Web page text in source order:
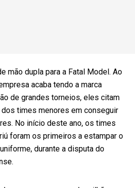
mão dupla para a Fatal Model. Ao
acaba tendo a marca
de grandes torneios, eles citam
times menores em conseguir
No início deste ano, os times
foram os primeiros a estampar o
durante a disputa do